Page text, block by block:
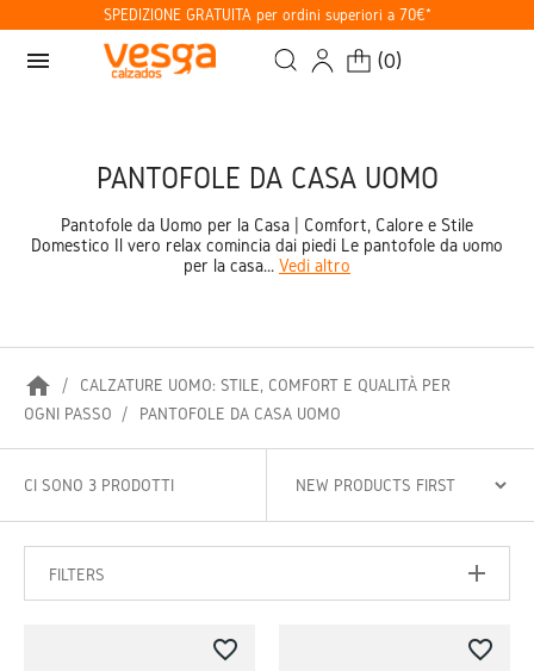
SPEDIZIONE GRATUITA per ordini superiori a 70€*
menu (0)
PANTOFOLE DA CASA UOMO
Pantofole da Uomo per la Casa | Comfort, Calore e Stile
Domestico Il vero relax comincia dai piedi Le pantofole da uomo
per la casa... Vedi altro
home
CALZATURE UOMO: STILE, COMFORT E QUALITÀ PER
OGNI PASSO
PANTOFOLE DA CASA UOMO
CI SONO 3 PRODOTTI
FILTERS
favorite_border favorite_border